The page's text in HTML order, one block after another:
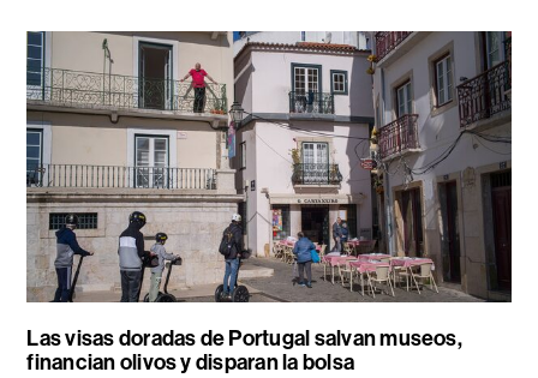
Las visas doradas de Portugal salvan museos,
financian olivos y disparan la bolsa